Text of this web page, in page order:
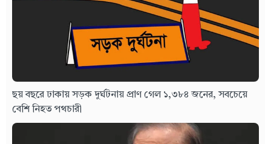
ছয় বছরে ঢাকায় সড়ক দুর্ঘটনায় প্রাণ গেল ১,৩৮৪ জনের, সবচেয়ে
বেশি নিহত পথচারী